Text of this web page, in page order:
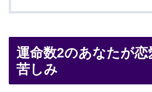
運命数2のあなたが
苦しみ